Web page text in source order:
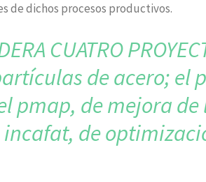
de dichos procesos productivos.
CUATRO
de acero; el
pmap, de mejora
incafat, de